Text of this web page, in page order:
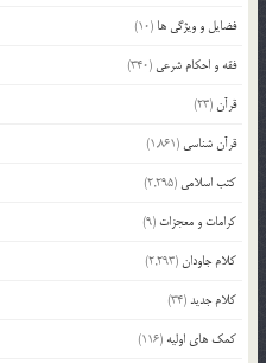
فضایل و ویژگی ها (10)
فقه و احکام شرعی (340)
قرآن(23)
قرآن شناسی (1,861)
کتب اسلامی (2,295)
کرامات و معجزات (9)
کلام جاودان(2,293)
کلام جدید(34)
کمک های اولیه (116)